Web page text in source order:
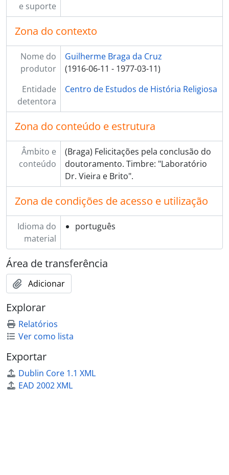
e suporte
Zona do contexto
Nome do
produtor
Guilherme Braga da Cruz
(1916-06-11 - 1977-03-11)
Entidade
detentora
Centro de Estudos de História Religiosa
Zona do conteúdo e estrutura
Âmbito e
conteúdo
(Braga) Felicitações pela conclusão do
doutoramento. Timbre: "Laboratório
Dr. Vieira e Brito".
Zona de condições de acesso e utilização
Idioma do
material
português
Área de transferência
Adicionar
Explorar
Relatórios
Ver como lista
Exportar
Dublin Core 1.1 XML
EAD 2002 XML